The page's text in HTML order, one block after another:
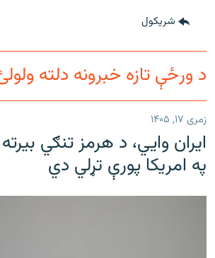
شريکول
د ورځې تازه خبرونه دلته
زمری ۱۷, ۱۴۰۵
ایران وایي، د هرمز تنګي
په امریکا پورې تړلي دي